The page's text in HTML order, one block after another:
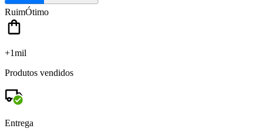
RuimÓtimo
+1mil
Produtos vendidos
Entrega